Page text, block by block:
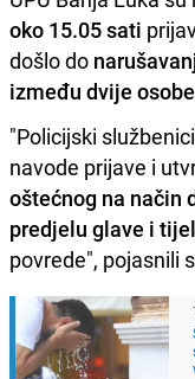
oko 15.05 sati
došlo do
između dvije osobe
"Policijski
navode prijave i
oštećnog na način
predjelu glave i
povrede", pojasnili